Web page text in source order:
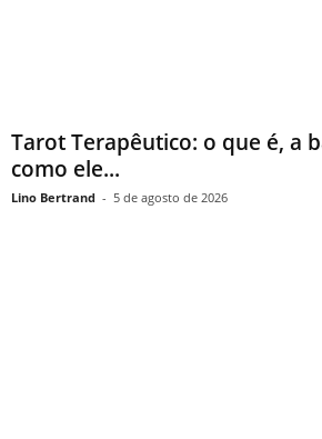
Tarot Terapêutico: o que é, a
como ele...
Lino Bertrand - 5 de agosto de 2026